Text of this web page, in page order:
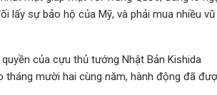
lấy sự bảo hộ của Mỹ, và phải mua nhiều vũ
của cựu thủ tướng Nhật Bản Kishida
tháng mười hai cùng năm, hành động đã